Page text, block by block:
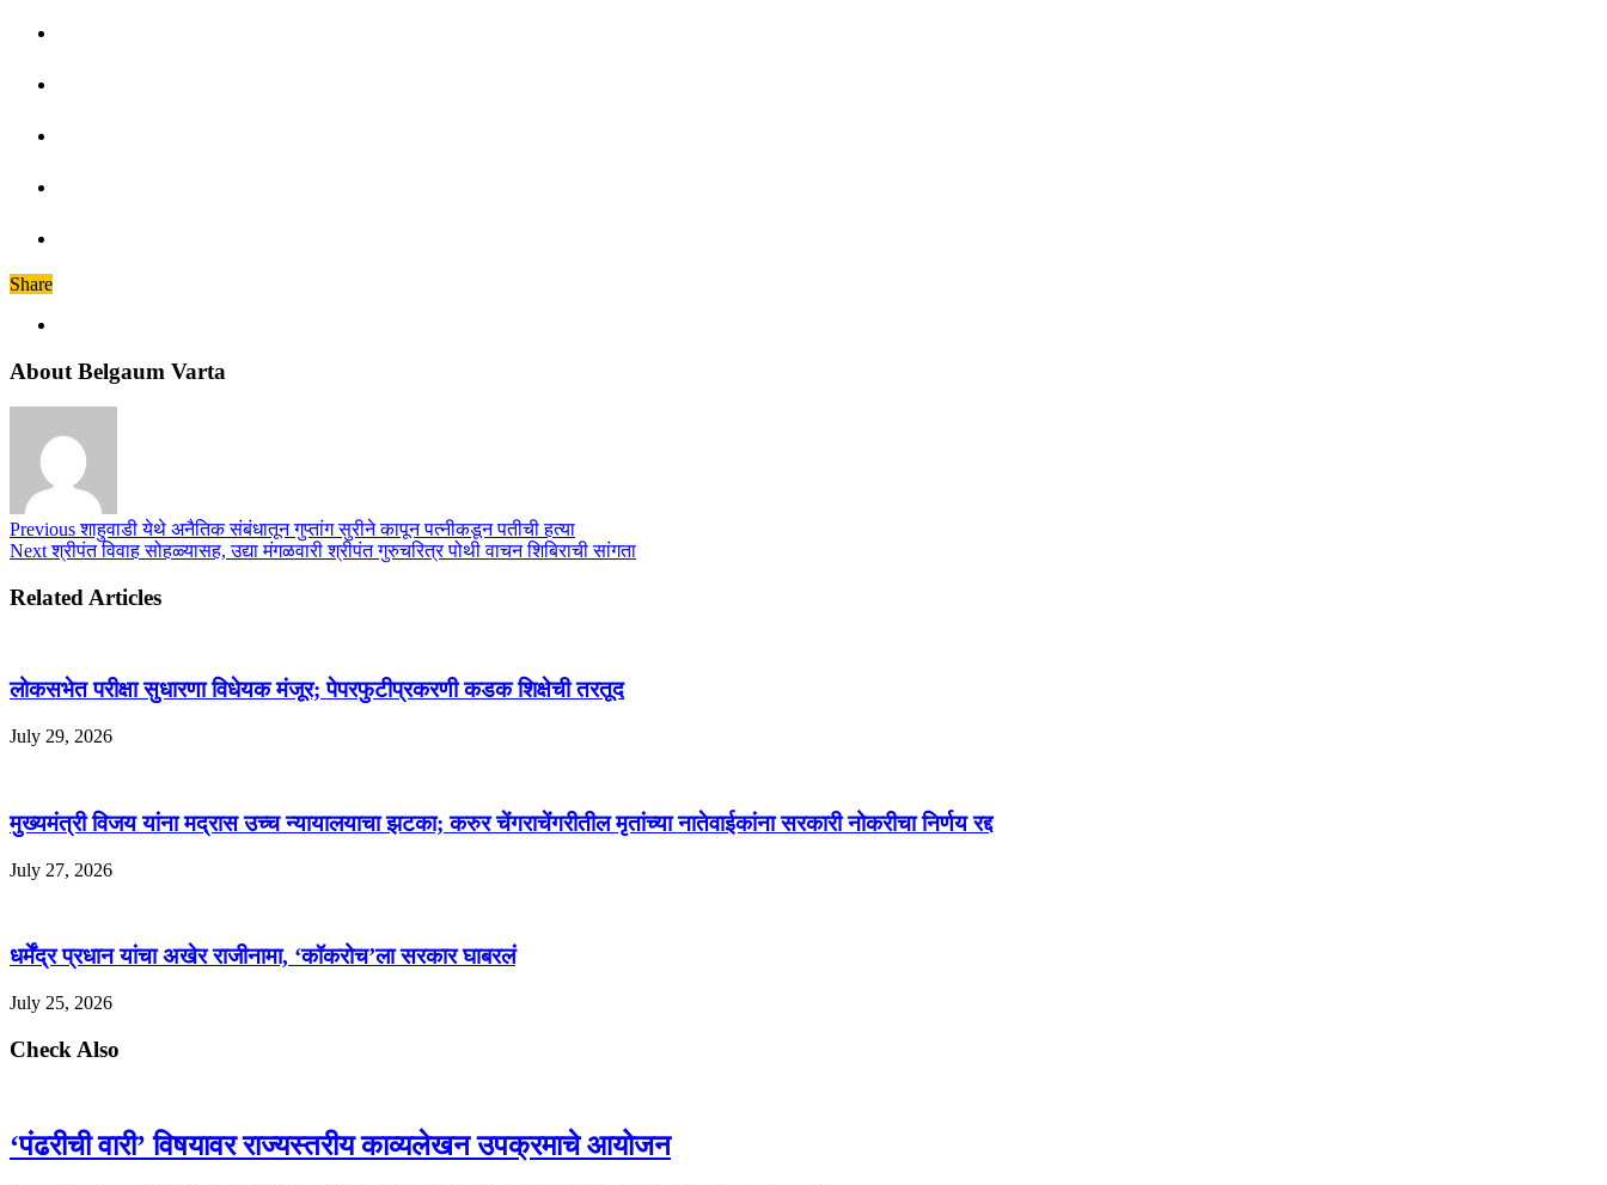
Share
About Belgaum Varta
Previousशाहुवाडी येथे अनैतिक संबंधातून गुप्तांग सुरीने कापून पत्नीकडून पतीची हत्या
Nextश्रीपंत विवाह सोहळ्यासह, उद्या मंगळवारी श्रीपंत गुरुचरित्र पोथी वाचन शिबिराची सांगता
Related Articles
लोकसभेत परीक्षा सुधारणा विधेयक मंजूर; पेपरफुटीप्रकरणी कडक शिक्षेची तरतूद
July 29, 2026
मुख्यमंत्री विजय यांना मद्रास उच्च न्यायालयाचा झटका; करुर चेंगराचेंगरीतील मृतांच्या नातेवाईकांना सरकारी नोकरीचा निर्णय रद्द
July 27, 2026
धर्मेंद्र प्रधान यांचा अखेर राजीनामा, ‘कॉकरोच’ला सरकार घाबरलं
July 25, 2026
Check Also
‘पंढरीची वारी’ विषयावर राज्यस्तरीय काव्यलेखन उपक्रमाचे आयोजन